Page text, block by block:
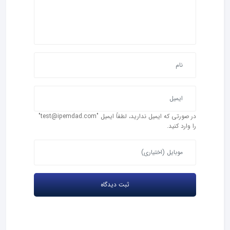
در صورتی که ایمیل ندارید، لطفاً ایمیل "test@ipemdad.com"
را وارد کنید.